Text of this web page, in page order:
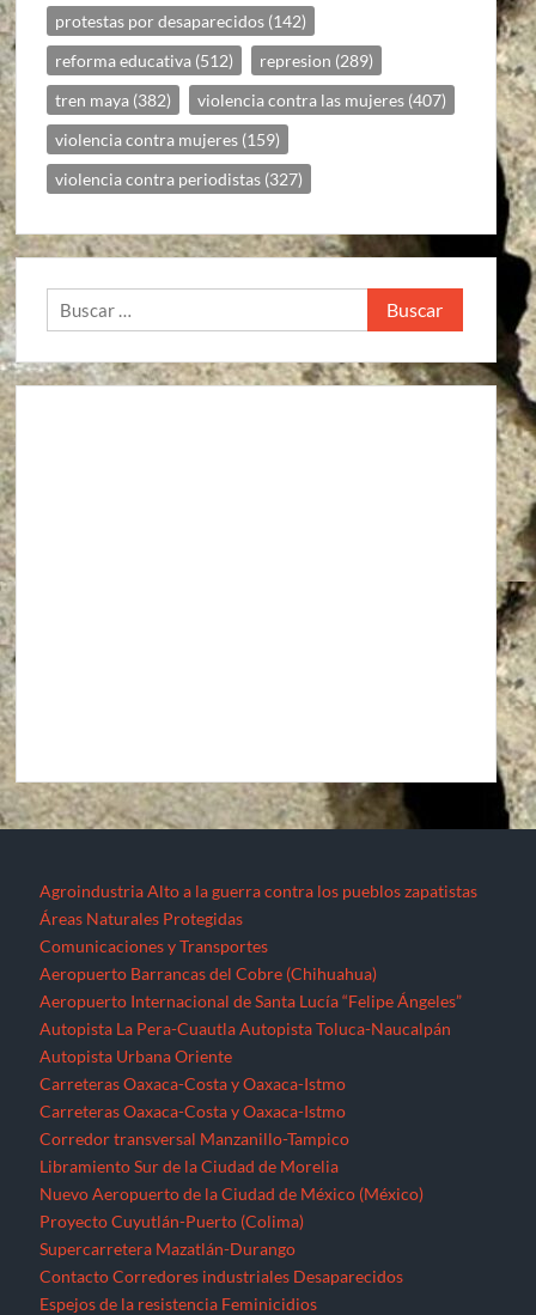
protestas por desaparecidos (142)
reforma educativa (512) represion (289)
tren maya (382) violencia contra las mujeres (407)
violencia contra mujeres (159)
violencia contra periodistas (327)
Buscar:
Agroindustria Alto a la guerra contra los pueblos zapatistas
Áreas Naturales Protegidas
Comunicaciones y Transportes
Aeropuerto Barrancas del Cobre (Chihuahua)
Aeropuerto Internacional de Santa Lucía “Felipe Ángeles”
Autopista La Pera-Cuautla Autopista Toluca-Naucalpán
Autopista Urbana Oriente
Carreteras Oaxaca-Costa y Oaxaca-Istmo
Carreteras Oaxaca-Costa y Oaxaca-Istmo
Corredor transversal Manzanillo-Tampico
Libramiento Sur de la Ciudad de Morelia
Nuevo Aeropuerto de la Ciudad de México (México)
Proyecto Cuyutlán-Puerto (Colima)
Supercarretera Mazatlán-Durango
Contacto Corredores industriales Desaparecidos
Espejos de la resistencia Feminicidios